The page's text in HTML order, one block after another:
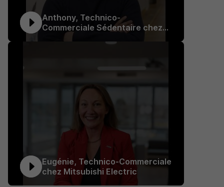
Anthony, Technico-
Commerciale Sédentaire chez
Mitsubishi Electric
Eugénie, Technico-Commerciale
chez Mitsubishi Electric